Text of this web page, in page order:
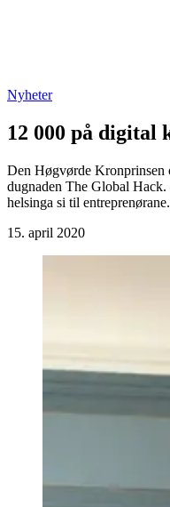
Nyheter
12 000 på digital
Den Høgvørde Kronprinsen
dugnaden The Global
helsinga si til entreprenørane.
15. april 2020